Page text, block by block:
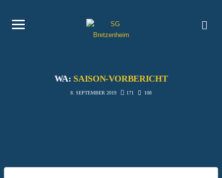
WA: SAISON-VORBERICHT
8. SEPTEMBER 2019 171 108